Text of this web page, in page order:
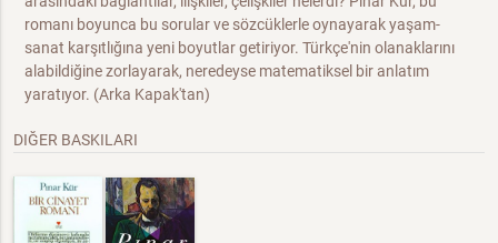
romanı boyunca bu sorular ve sözcüklerle oynayarak yaşam-
sanat karşıtlığına yeni boyutlar getiriyor. Türkçe'nin olanaklarını
alabildiğine zorlayarak, neredeyse matematiksel bir anlatım
yaratıyor. (Arka Kapak'tan)
DIĞER BASKILARI